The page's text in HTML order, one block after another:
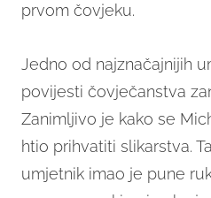
prvom čovjeku.
Jedno od najznačajnijih
povijesti čovječanstva
Zanimljivo je kako se
htio prihvatiti slikarstva.
umjetnik imao je pune